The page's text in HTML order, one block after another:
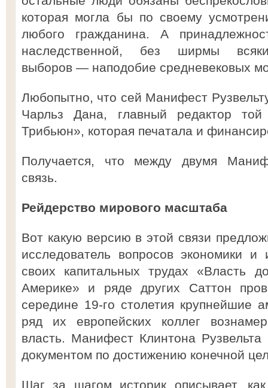
которая могла бы по своему
любого гражданина. А
наследственной, без ширмы
выборов — наподобие средневековых
Любопытно, что сей Манифест
Чарльз Дана, главный редактор
Трибьюн», которая печатала и
Получается, что между двумя
связь.
Рейдерство мирового масштаба
Вот какую версию в этой связи
исследователь вопросов экономики
своих капитальных трудах «Власть
Америке» и ряде других Саттон
середине 19-го столетия крупнейшие
ряд их европейских коллег
власть. Манифест Клинтона
документом по достижению конечной
Шаг за шагом историк описывает,